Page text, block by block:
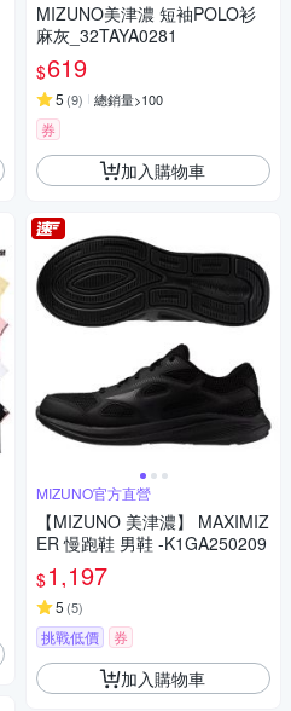
MIZUNO美津濃 短袖POLO衫
麻灰_32TAYA0281
$619
5 (9) 總銷量>100
券
加入購物車
MIZUNO官方直營
【MIZUNO 美津濃】 MAXIMIZ
ER 慢跑鞋 男鞋 -K1GA250209
$1,197
5 (5)
挑戰低價 券
加入購物車